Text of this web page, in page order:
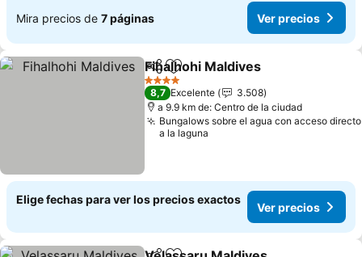
Mira precios de 7 páginas Ver precios
CompartirAgregar a favoritos
Fihalhohi Maldives
4 Estrellas
8,7 Excelente
3.508
a 9.9 km de: Centro de la ciudad
Bungalows sobre el agua con acceso directo
a la laguna
Elige fechas para ver los precios exactos
Ver precios